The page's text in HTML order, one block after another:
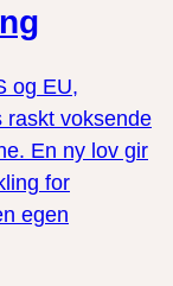
og EU,
raskt voksende
En ny lov gir
for
egen